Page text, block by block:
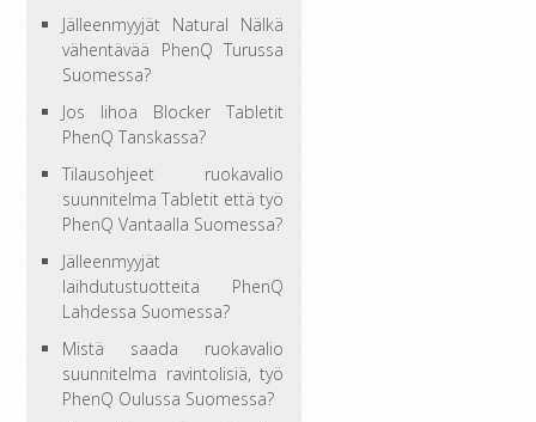
Jälleenmyyjät Natural Nälkä
vähentävää PhenQ Turussa
Suomessa?
Jos lihoa Blocker Tabletit
PhenQ Tanskassa?
Tilausohjeet ruokavalio
suunnitelma Tabletit että työ
PhenQ Vantaalla Suomessa?
Jälleenmyyjät
laihdutustuotteita PhenQ
Lahdessa Suomessa?
Mistä saada ruokavalio
suunnitelma ravintolisiä, työ
PhenQ Oulussa Suomessa?